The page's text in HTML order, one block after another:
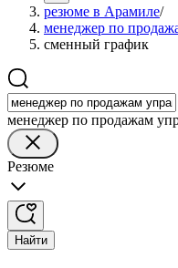
резюме в Арамиле/
менеджер по
сменный график
менеджер по продажам
Резюме
Найти